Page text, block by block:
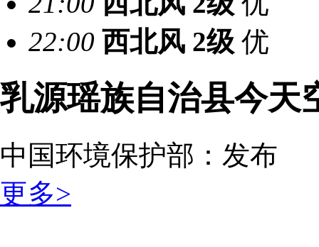
22:00 西北风 2级 优
乳源瑶族自治县今天
中国环境保护部： 发布
更多>